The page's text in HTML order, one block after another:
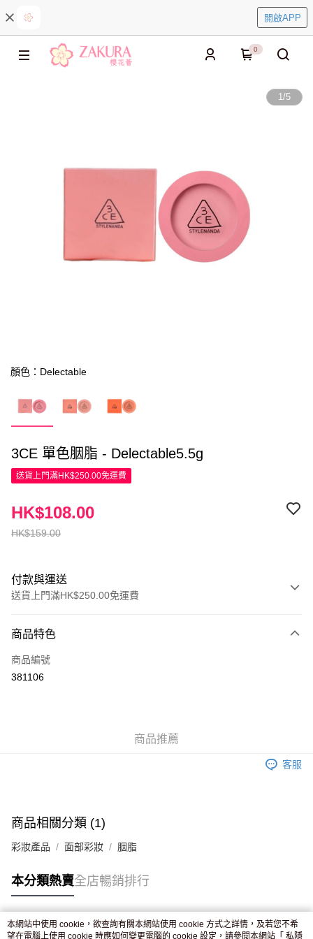
開啟APP
0
1/5
顏色：Delectable
3CE 單色胭脂 - Delectable5.5g
送貨上門滿HK$250.00免運費
HK$159.00
HK$108.00
付款與運送
送貨上門滿HK$250.00免運費
信用卡
Apple Pay
付款後門市自取，訂單確認後2-4個工作天到店，7天內取。逾期後
商品特色
商品編號
381106
商品推薦
客服
商品相關分類 (1)
彩妝產品 面部彩妝 胭脂
本分類熱賣全店暢銷排行
熱門標籤
本網站中使用 cookie，欲查詢有關本網站使用 cookie 方式之詳情，及若您不希
望在電腦上使用 cookie 時應如何變更電腦的 cookie 設定，請參閱本網站「 私隱